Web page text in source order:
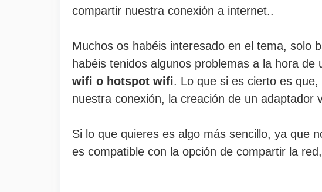
compartir nuestra conexión a internet..
Muchos os habéis interesado en el tema, solo
habéis tenidos algunos problemas a la hora
wifi o hotspot wifi. Lo que si es cierto es
nuestra conexión, la creación de un
Si lo que quieres es algo más sencillo, ya que
es compatible con la opción de compartir la